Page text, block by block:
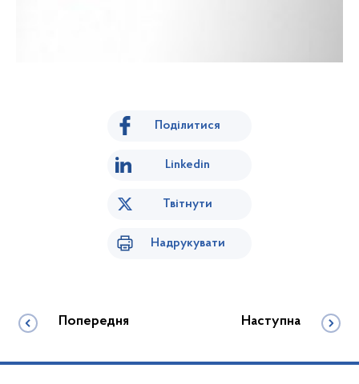
Поділитися
Linkedin
Твітнути
Надрукувати
Попередня Наступна